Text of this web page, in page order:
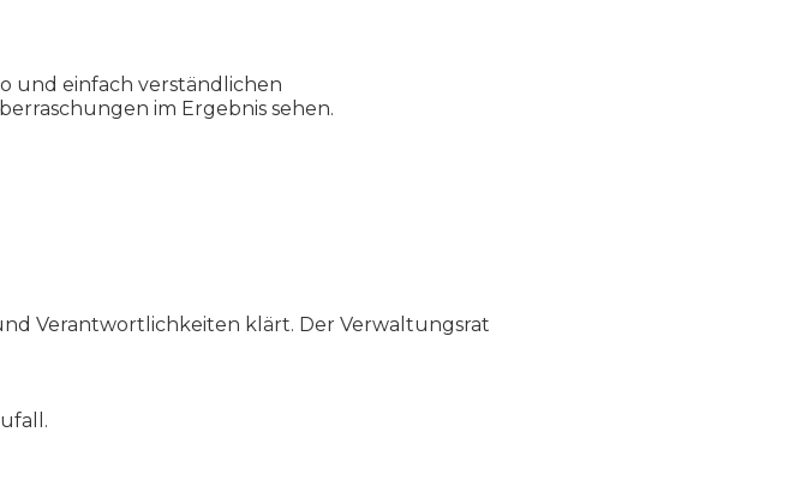
und einfach verständlichen
im Ergebnis sehen.
Verantwortlichkeiten klärt. Der Verwaltungsrat